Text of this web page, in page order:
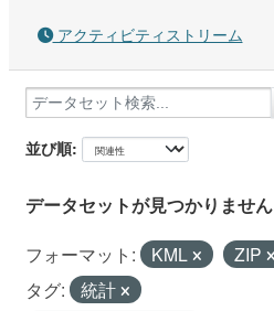
アクティビティストリーム
並び順
データセットが見つかりません
フォーマット: KML
ZIP
タグ:
統計